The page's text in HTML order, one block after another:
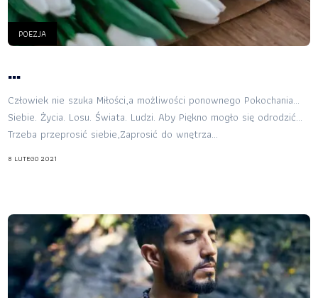
POEZJA
…
Człowiek nie szuka Miłości,a możliwości ponownego Pokochania…
Siebie. Życia. Losu. Świata. Ludzi. Aby Piękno mogło się odrodzić…
Trzeba przeprosić siebie,Zaprosić do wnętrza...
8 LUTEGO 2021